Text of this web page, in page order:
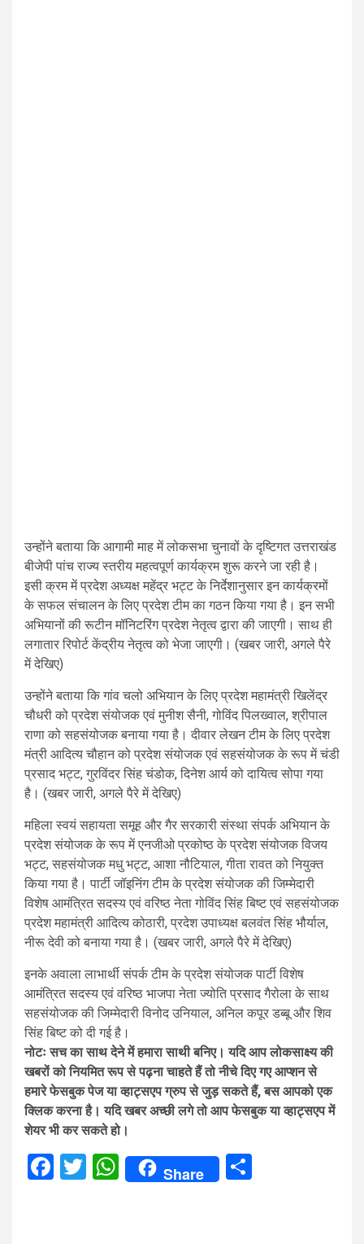
उन्होंने बताया कि आगामी माह में लोकसभा चुनावों के दृष्टिगत उत्तराखंड
बीजेपी पांच राज्य स्तरीय महत्वपूर्ण कार्यक्रम शुरू करने जा रही है।
इसी क्रम में प्रदेश अध्यक्ष महेंद्र भट्ट के निर्देशानुसार इन कार्यक्रमों
के सफल संचालन के लिए प्रदेश टीम का गठन किया गया है। इन सभी
अभियानों की रूटीन मॉनिटरिंग प्रदेश नेतृत्व द्वारा की जाएगी। साथ ही
लगातार रिपोर्ट केंद्रीय नेतृत्व को भेजा जाएगी। (खबर जारी, अगले पैरे
में देखिए)
उन्होंने बताया कि गांव चलो अभियान के लिए प्रदेश महामंत्री खिलेंद्र
चौधरी को प्रदेश संयोजक एवं मुनीश सैनी, गोविंद पिलख्वाल, श्रीपाल
राणा को सहसंयोजक बनाया गया है। दीवार लेखन टीम के लिए प्रदेश
मंत्री आदित्य चौहान को प्रदेश संयोजक एवं सहसंयोजक के रूप में चंडी
प्रसाद भट्ट, गुरविंदर सिंह चंडोक, दिनेश आर्य को दायित्व सोपा गया
है। (खबर जारी, अगले पैरे में देखिए)
महिला स्वयं सहायता समूह और गैर सरकारी संस्था संपर्क अभियान के
प्रदेश संयोजक के रूप में एनजीओ प्रकोष्ठ के प्रदेश संयोजक विजय
भट्ट, सहसंयोजक मधु भट्ट, आशा नौटियाल, गीता रावत को नियुक्त
किया गया है। पार्टी जॉइनिंग टीम के प्रदेश संयोजक की जिम्मेदारी
विशेष आमंत्रित सदस्य एवं वरिष्ठ नेता गोविंद सिंह बिष्ट एवं सहसंयोजक
प्रदेश महामंत्री आदित्य कोठारी, प्रदेश उपाध्यक्ष बलवंत सिंह भौर्याल,
नीरू देवी को बनाया गया है। (खबर जारी, अगले पैरे में देखिए)
इनके अवाला लाभार्थी संपर्क टीम के प्रदेश संयोजक पार्टी विशेष
आमंत्रित सदस्य एवं वरिष्ठ भाजपा नेता ज्योति प्रसाद गैरोला के साथ
सहसंयोजक की जिम्मेदारी विनोद उनियाल, अनिल कपूर डब्बू और शिव
सिंह बिष्ट को दी गई है।
नोटः सच का साथ देने में हमारा साथी बनिए। यदि आप लोकसाक्ष्य की
खबरों को नियमित रूप से पढ़ना चाहते हैं तो नीचे दिए गए आप्शन से
हमारे फेसबुक पेज या व्हाट्सएप ग्रुप से जुड़ सकते हैं, बस आपको एक
क्लिक करना है। यदि खबर अच्छी लगे तो आप फेसबुक या व्हाट्सएप में
शेयर भी कर सकते हो।
Facebook
Twitter
WhatsApp
Share